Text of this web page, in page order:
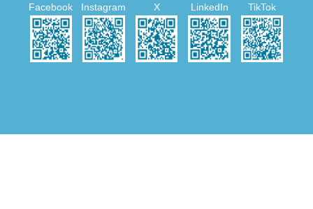
Facebook Instagram X LinkedIn TikTok